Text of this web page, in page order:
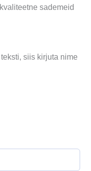
sademeid
siis kirjuta nime